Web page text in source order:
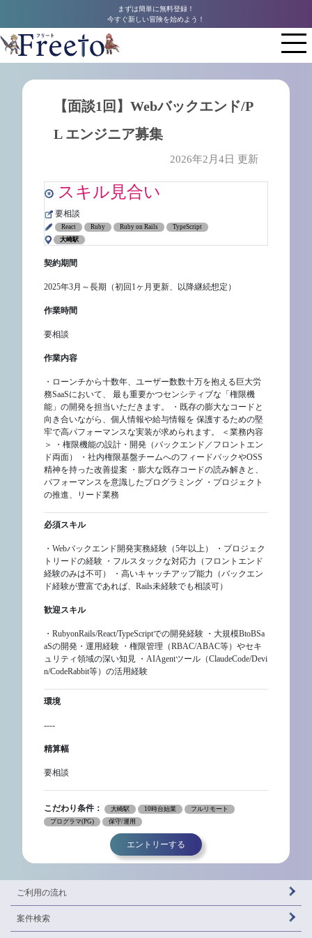
まずは簡単に無料登録！
今すぐ新しい冒険を始めよう！
【面談1回】Webバックエンド/P
L エンジニア募集
2026年2月4日 更新
スキル見合い
要相談
React Ruby Ruby on Rails
TypeScript
大崎駅
契約期間
2025年3月～長期（初回1ヶ月更新、以降継続想定）
作業時間
要相談
作業内容
・ローンチから十数年、ユーザー数数十万を抱える巨大労
務SaaSにおいて、 最も重要かつセンシティブな「権限機
能」の開発を担当いただきます。 ・既存の膨大なコードと
向き合いながら、個人情報や給与情報を 保護するための堅
牢で高パフォーマンスな実装が求められます。 ＜業務内容
＞ ・権限機能の設計・開発（バックエンド／フロントエン
ド両面） ・社内権限基盤チームへのフィードバックやOSS
精神を持った改善提案 ・膨大な既存コードの読み解きと、
パフォーマンスを意識したプログラミング ・プロジェクト
の推進、リード業務
必須スキル
・Webバックエンド開発実務経験（5年以上） ・プロジェク
トリードの経験 ・フルスタックな対応力（フロントエンド
経験のみは不可） ・高いキャッチアップ能力（バックエン
ド経験が豊富であれば、Rails未経験でも相談可）
歓迎スキル
・RubyonRails/React/TypeScriptでの開発経験 ・大規模BtoBSa
aSの開発・運用経験 ・権限管理（RBAC/ABAC等）やセキ
ュリティ領域の深い知見 ・AIAgentツール（ClaudeCode/Devi
n/CodeRabbit等）の活用経験
環境
----
精算幅
要相談
こだわり条件： 大崎駅 10時台始業
フルリモート
プログラマ(PG)
保守/運用
エントリーする
ご利用の流れ
案件検索